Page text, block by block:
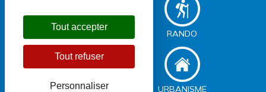
ASSAINISSEMENT RANDO
SERVICES URBANISME
Tout accepter
Tout refuser
Personnaliser